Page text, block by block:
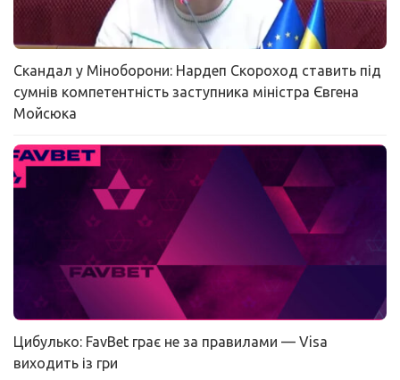
Скандал у Міноборони: Нардеп Скороход ставить під
сумнів компетентність заступника міністра Євгена
Мойсюка
Цибулько: FavBet грає не за правилами — Visa
виходить із гри